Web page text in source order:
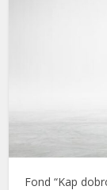
Fond “Kap